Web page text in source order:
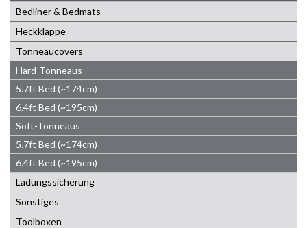
Bedliner & Bedmats
Heckklappe
Tonneaucovers
Hard-Tonneaus
5.7ft Bed (~174cm)
6.4ft Bed (~195cm)
Soft-Tonneaus
5.7ft Bed (~174cm)
6.4ft Bed (~195cm)
Ladungssicherung
Sonstiges
Toolboxen